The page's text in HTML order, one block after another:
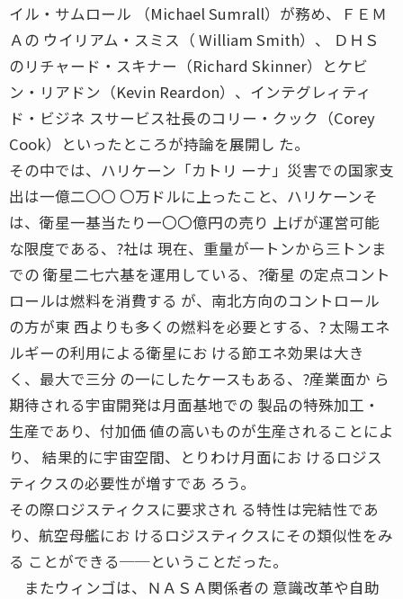
イル・サムロール （Michael Sumrall）が務め、ＦＥＭ
Ａの ウイリアム・スミス（ William Smith）、 ＤＨＳ
のリチャード・スキナー（Richard Skinner）とケビ
ン・リアドン（Kevin Reardon）、インテグレィティ
ド・ビジネ スサービス社長のコリー・クック（Corey
Cook）といったところが持論を展開し た。
その中では、ハリケーン「カトリ ーナ」災害での国家支
出は一億二〇〇 〇万ドルに上ったこと、ハリケーンそ
は、衛星一基当たり一〇〇億円の売り 上げが運営可能
な限度である、?社は 現在、重量が一トンから三トンま
での 衛星二七六基を運用している、?衛星 の定点コント
ロールは燃料を消費する が、南北方向のコントロール
の方が東 西よりも多くの燃料を必要とする、? 太陽エネ
ルギーの利用による衛星にお ける節エネ効果は大き
く、最大で三分 の一にしたケースもある、?産業面か ら
期待される宇宙開発は月面基地での 製品の特殊加工・
生産であり、付加価 値の高いものが生産されることによ
り、 結果的に宇宙空間、とりわけ月面にお けるロジス
ティクスの必要性が増すであ ろう。
その際ロジスティクスに要求され る特性は完結性であ
り、航空母艦にお けるロジスティクスにその類似性をみ
る ことができる──ということだった。
またウィンゴは、ＮＡＳＡ関係者の 意識改革や自助